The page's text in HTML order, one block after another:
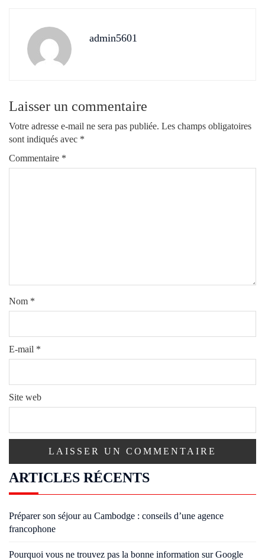
admin5601
Laisser un commentaire
Votre adresse e-mail ne sera pas publiée. Les champs obligatoires
sont indiqués avec *
Commentaire *
Nom *
E-mail *
Site web
ARTICLES RÉCENTS
Préparer son séjour au Cambodge : conseils d’une agence
francophone
Pourquoi vous ne trouvez pas la bonne information sur Google